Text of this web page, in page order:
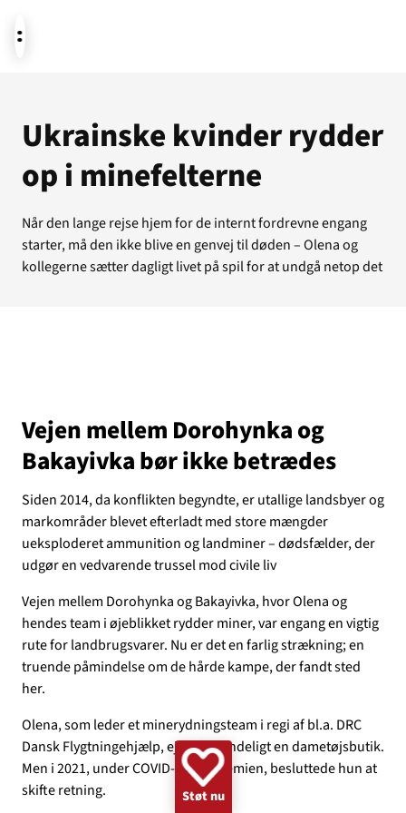
Aktuelt
Støt
Om os
GAZA KVINDER UKRAINE NØDHJÆLP
SUDAN
MINERYDNING
KLIMA BØRN
Ukrainske kvinder rydder
op i minefelterne
Når den lange rejse hjem for de internt fordrevne engang
starter, må den ikke blive en genvej til døden – Olena og
kollegerne sætter dagligt livet på spil for at undgå netop det
Vejen mellem Dorohynka og
Bakayivka bør ikke betrædes
Siden 2014, da konflikten begyndte, er utallige landsbyer og
markområder blevet efterladt med store mængder
ueksploderet ammunition og landminer – dødsfælder, der
udgør en vedvarende trussel mod civile liv
Vejen mellem Dorohynka og Bakayivka, hvor Olena og
hendes team i øjeblikket rydder miner, var engang en vigtig
rute for landbrugsvarer. Nu er det en farlig strækning; en
truende påmindelse om de hårde kampe, der fandt sted
her.
Olena, som leder et minerydningsteam i regi af bl.a. DRC
Dansk Flygtningehjælp, ejede oprindeligt en dametøjsbutik.
Men i 2021, under COVID-19-pandemien, besluttede hun at
skifte retning.
Støt nu